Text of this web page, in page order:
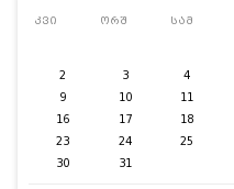
კვი ორშ სამ
2
3 4
9
10 11
16
17 18
23
24 25
30
31